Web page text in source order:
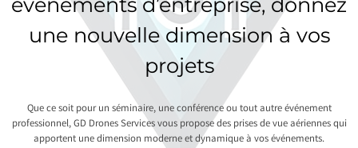
une nouvelle dimension à vos
projets
Que ce soit pour un séminaire, une conférence ou tout autre événement
professionnel, GD Drones Services vous propose des prises de vue aériennes qui
apportent une dimension moderne et dynamique à vos événements.